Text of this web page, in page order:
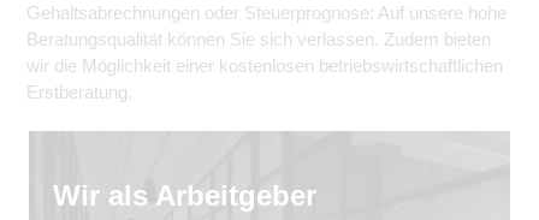
Gehaltsabrechnungen oder Steuerprognose: Auf unsere hohe
Beratungsqualität können Sie sich verlassen. Zudem bieten
wir die Möglichkeit einer kostenlosen betriebswirtschaftlichen
Erstberatung.
Wir als Arbeitgeber